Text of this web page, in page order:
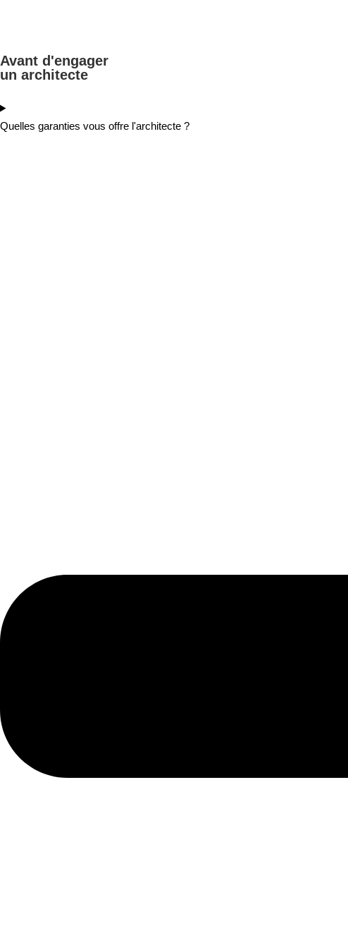
Avant d'engager
un architecte
Quelles garanties vous offre l'architecte ?